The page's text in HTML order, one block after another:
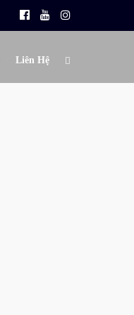
Liên Hệ